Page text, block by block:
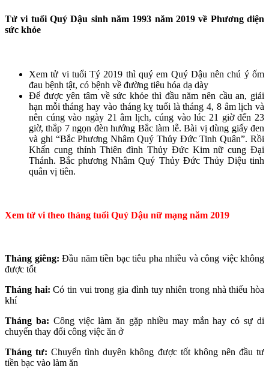
Tử vi tuổi Quý Dậu sinh năm 1993 năm 2019 về Phương diện
sức khỏe
Xem tử vi tuổi Tý 2019 thì quý em Quý Dậu nên chú ý ốm
đau bệnh tật, có bệnh về đường tiêu hóa dạ dày
Để được yên tâm về sức khỏe thì đầu năm nên cầu an, giải
hạn mỗi tháng hay vào tháng kỵ tuổi là tháng 4, 8 âm lịch và
nên cúng vào ngày 21 âm lịch, cúng vào lúc 21 giờ đến 23
giờ, thắp 7 ngọn đèn hướng Bắc làm lễ. Bài vị dùng giấy đen
và ghi “Bắc Phương Nhâm Quý Thủy Đức Tinh Quân”. Rồi
Khấn cung thỉnh Thiên đình Thủy Đức Kim nữ cung Đại
Thánh. Bắc phương Nhâm Quý Thủy Đức Thủy Diệu tinh
quân vị tiên.
Xem tử vi theo tháng tuổi Quý Dậu nữ mạng năm 2019
Tháng giêng: Đầu năm tiền bạc tiêu pha nhiều và công việc không
được tốt
Tháng hai: Có tin vui trong gia đình tuy nhiên trong nhà thiếu hòa
khí
Tháng ba: Công việc làm ăn gặp nhiều may mắn hay có sự di
chuyển thay đổi công việc ăn ở
Tháng tư: Chuyển tình duyên không được tốt không nên đầu tư
tiền bạc vào làm ăn